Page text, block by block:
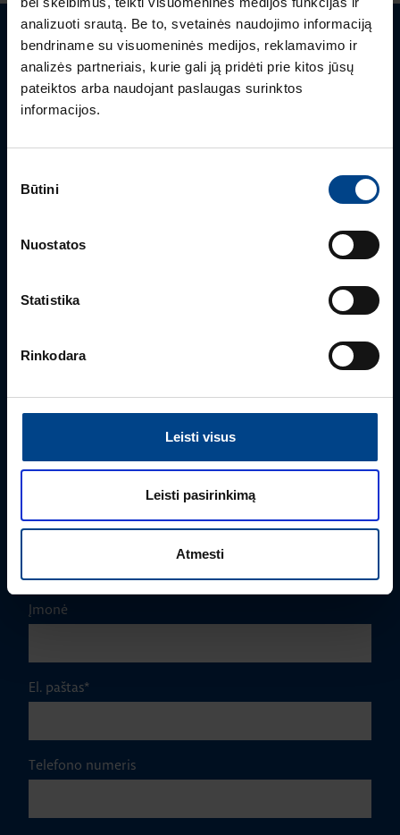
analizuoti srautą. Be to, svetainės naudojimo informaciją
bendriname su visuomeninės medijos, reklamavimo ir
analizės partneriais, kurie gali ją pridėti prie kitos jūsų
pateiktos arba naudojant paslaugas surinktos
informacijos.
pasirinkimas
Būtini
Nuostatos
Statistika
Rinkodara
Leisti visus
Leisti pasirinkimą
Atmesti
Turite klausimų? Susisiekite
Mielai atsakysime į Jums aktualius klausimus.
Rimvydas Biekša
Pavardė*
Įmonė
El. paštas*
Telefono numeris